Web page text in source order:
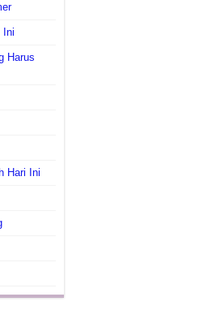
Ini
Harus
Hari Ini